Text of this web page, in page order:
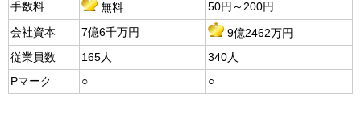
手数料 無料 50円～200円
会社資本 7億6千万円
9億2462万円
従業員数
165人
340人
Pマーク
○ ○